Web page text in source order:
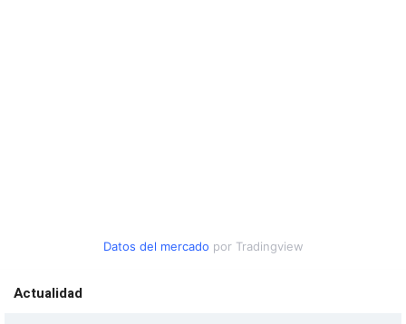
Datos del mercado por Tradingview
Actualidad